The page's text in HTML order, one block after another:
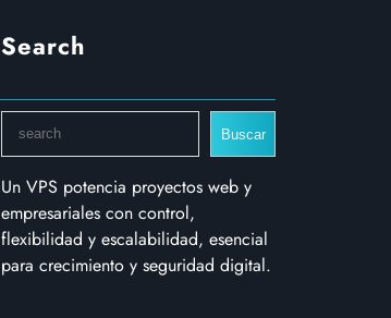
Search
a
r
c
h
Buscar
Un VPS potencia proyectos web y
empresariales con control,
flexibilidad y escalabilidad, esencial
para crecimiento y seguridad digital.